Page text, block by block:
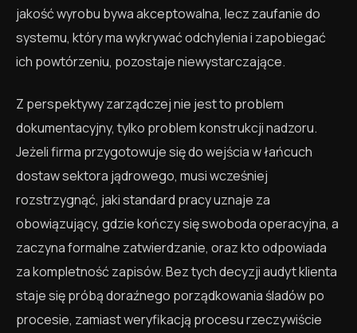
jakość wyrobu bywa akceptowalna, lecz zaufanie do
systemu, który ma wykrywać odchylenia i zapobiegać
ich powtórzeniu, pozostaje niewystarczające.
Z perspektywy zarządczej nie jest to problem
dokumentacyjny, tylko problem konstrukcji nadzoru.
Jeżeli firma przygotowuje się do wejścia w łańcuch
dostaw sektora jądrowego, musi wcześniej
rozstrzygnąć, jaki standard pracy uznaje za
obowiązujący, gdzie kończy się swoboda operacyjna, a
zaczyna formalne zatwierdzanie, oraz kto odpowiada
za kompletność zapisów. Bez tych decyzji audyt klienta
staje się próbą doraźnego porządkowania śladów po
procesie, zamiast weryfikacją procesu rzeczywiście